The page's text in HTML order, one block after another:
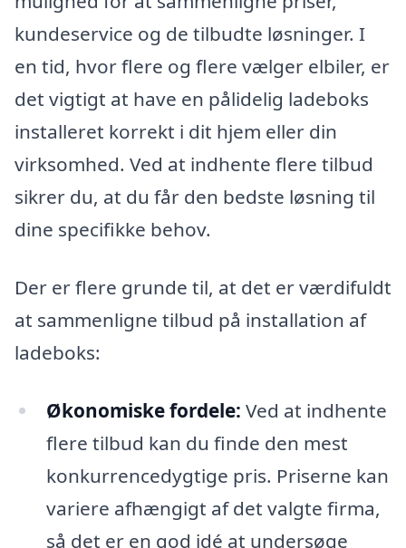
kundeservice og de tilbudte løsninger. I
en tid, hvor flere og flere vælger elbiler, er
det vigtigt at have en pålidelig ladeboks
installeret korrekt i dit hjem eller din
virksomhed. Ved at indhente flere tilbud
sikrer du, at du får den bedste løsning til
dine specifikke behov.
Der er flere grunde til, at det er værdifuldt
at sammenligne tilbud på installation af
ladeboks:
Økonomiske fordele: Ved at indhente
flere tilbud kan du finde den mest
konkurrencedygtige pris. Priserne kan
variere afhængigt af det valgte firma,
så det er en god idé at undersøge